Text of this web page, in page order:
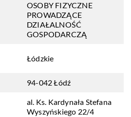
OSOBY FIZYCZNE
PROWADZĄCE
DZIAŁALNOŚĆ
GOSPODARCZĄ
Łódzkie
94-042 Łódź
al. Ks. Kardynała Stefana
Wyszyńskiego 22/4